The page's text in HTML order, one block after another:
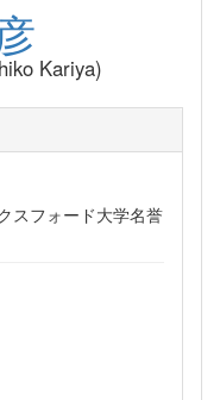
Kariya)
スフォード大学名誉